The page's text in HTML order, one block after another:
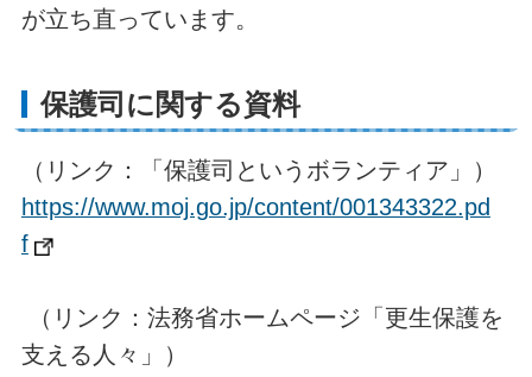
が立ち直っています。
保護司に関する資料
（リンク：「保護司というボランティア」）
https://www.moj.go.jp/content/001343322.pd
f
（リンク：法務省ホームページ「更生保護を
支える人々」）